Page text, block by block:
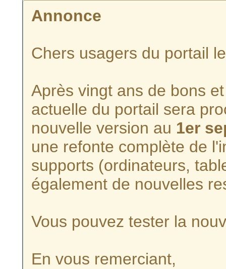
Annonce
Chers usagers du portail
Après vingt ans de bons
actuelle du portail sera
nouvelle version au 1er
une refonte complète de
supports (ordinateurs,
également de nouvelles
Vous pouvez tester la
En vous remerciant,